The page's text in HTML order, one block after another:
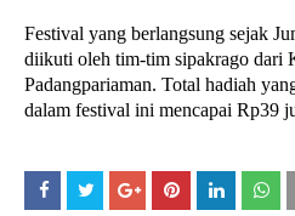
Festival yang berlangsung sejak
diikuti oleh tim-tim sipakrago dari
Padangpariaman. Total hadiah
dalam festival ini mencapai Rp39